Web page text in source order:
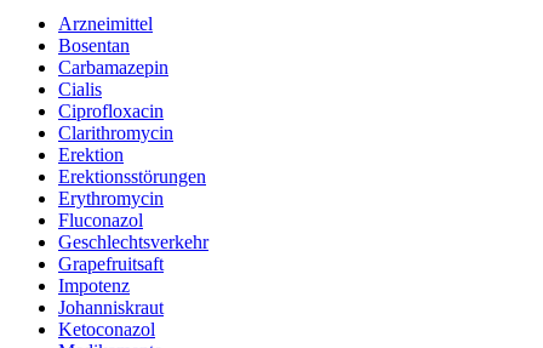
Arzneimittel
Bosentan
Carbamazepin
Cialis
Ciprofloxacin
Clarithromycin
Erektion
Erektionsstörungen
Erythromycin
Fluconazol
Geschlechtsverkehr
Grapefruitsaft
Impotenz
Johanniskraut
Ketoconazol